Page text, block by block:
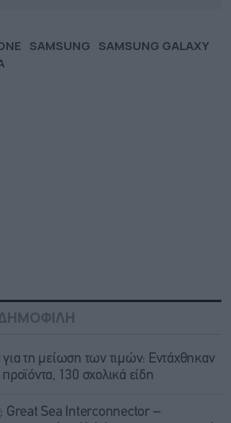
SAMSUNG SAMSUNG GALAXY
για τη μείωση των τιμών: Εντάχθηκαν
130 σχολικά είδη
Great Sea Interconnector –